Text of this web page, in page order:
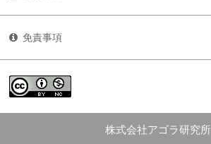
免責事項
株式会社アゴラ研究所